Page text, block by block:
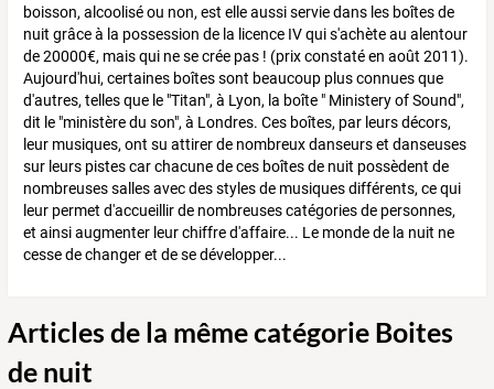
boisson, alcoolisé ou non, est elle aussi servie dans les boîtes de
nuit grâce à la possession de la licence IV qui s'achète au alentour
de 20000€, mais qui ne se crée pas ! (prix constaté en août 2011).
Aujourd'hui, certaines boîtes sont beaucoup plus connues que
d'autres, telles que le "Titan", à Lyon, la boîte " Ministery of Sound",
dit le "ministère du son", à Londres. Ces boîtes, par leurs décors,
leur musiques, ont su attirer de nombreux danseurs et danseuses
sur leurs pistes car chacune de ces boîtes de nuit possèdent de
nombreuses salles avec des styles de musiques différents, ce qui
leur permet d'accueillir de nombreuses catégories de personnes,
et ainsi augmenter leur chiffre d'affaire... Le monde de la nuit ne
cesse de changer et de se développer...
Articles de la même catégorie Boites
de nuit